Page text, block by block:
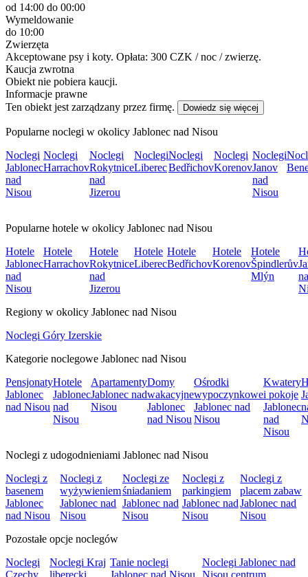
od 14:00 do 00:00
Wymeldowanie
do 10:00
Zwierzęta
Akceptowane psy i koty. Opłata: 300 CZK / noc / zwierzę.
Kaucja zwrotna
Obiekt nie pobiera kaucji.
Informacje prawne
Ten obiekt jest zarządzany przez firmę.
Dowiedz się więcej
Popularne noclegi w okolicy Jablonec nad Nisou
Noclegi
Jablonec
nad
Nisou
Noclegi
Harrachov
Noclegi
Rokytnice
nad
Jizerou
Noclegi
Liberec
Noclegi
Bedřichov
Noclegi
Korenov
Noclegi
Janov
nad
Nisou
Popularne hotele w okolicy Jablonec nad Nisou
Hotele
Jablonec
nad
Nisou
Hotele
Harrachov
Hotele
Rokytnice
nad
Jizerou
Hotele
Liberec
Hotele
Bedřichov
Hotele
Korenov
Hotele
Špindlerův
Mlýn
Regiony w okolicy Jablonec nad Nisou
Noclegi Góry Izerskie
Kategorie noclegowe Jablonec nad Nisou
Pensjonaty
Jablonec
nad Nisou
Hotele
Jablonec
nad
Nisou
Apartamenty
Jablonec nad
Nisou
Domy
wakacyjne
Jablonec
nad Nisou
Ośrodki
wypoczynkowe
Jablonec nad
Nisou
Kwatery
i pokoje
Jablonec
nad
Nisou
Noclegi z udogodnieniami Jablonec nad Nisou
Noclegi z
basenem
Jablonec
nad Nisou
Noclegi z
wyżywieniem
Jablonec nad
Nisou
Noclegi ze
śniadaniem
Jablonec nad
Nisou
Noclegi z
parkingiem
Jablonec nad
Nisou
Noclegi z
placem zabaw
Jablonec nad
Nisou
Pozostałe opcje noclegów
Noclegi
Noclegi Kraj Tanie noclegi
Noclegi Jablonec nad